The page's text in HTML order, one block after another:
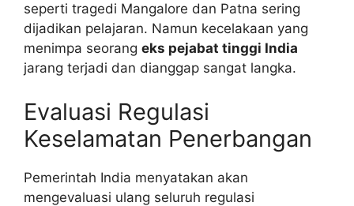
seperti tragedi Mangalore dan Patna sering
dijadikan pelajaran. Namun kecelakaan yang
menimpa seorang eks pejabat tinggi India
jarang terjadi dan dianggap sangat langka.
Evaluasi Regulasi
Keselamatan Penerbangan
Pemerintah India menyatakan akan
mengevaluasi ulang seluruh regulasi